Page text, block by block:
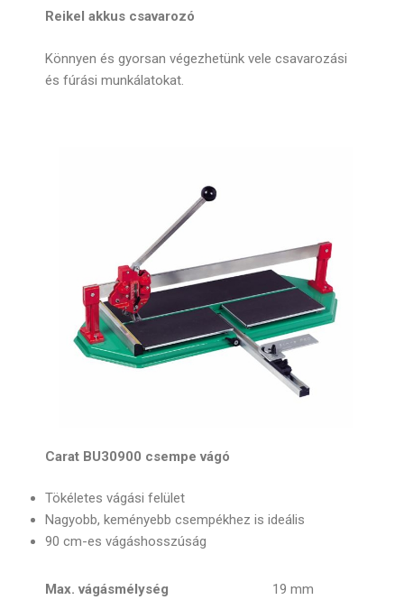
Reikel akkus csavarozó
Könnyen és gyorsan végezhetünk vele csavarozási
és fúrási munkálatokat.
Carat BU30900 csempe vágó
Tökéletes vágási felület
Nagyobb, keményebb csempékhez is ideális
90 cm-es vágáshosszúság
Max. vágásmélység 19 mm